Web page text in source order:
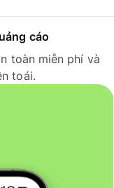
cáo
toàn miễn phí và
toái.